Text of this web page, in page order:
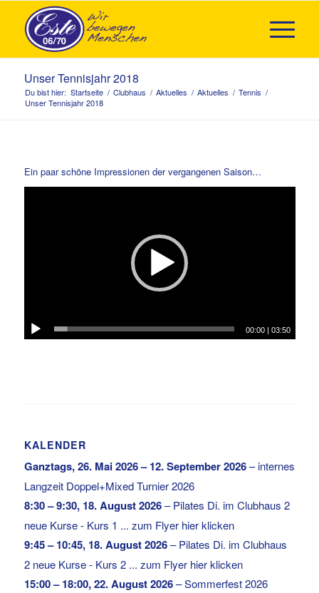
Unser Tennisjahr 2018
Du bist hier: Startseite / Clubhaus / Aktuelles / Aktuelles / Tennis /
Unser Tennisjahr 2018
Ein paar schöne Impressionen der vergangenen Saison…
00:00 |03:50
KALENDER
Ganztags,26. Mai 2026– 12. September 2026–internes
Langzeit Doppel+Mixed Turnier 2026
8:30– 9:30, 18. August 2026–Pilates Di. im Clubhaus 2
neue Kurse - Kurs 1 ... zum Flyer hier klicken
9:45– 10:45, 18. August 2026–Pilates Di. im Clubhaus
2 neue Kurse - Kurs 2 ... zum Flyer hier klicken
15:00– 18:00,22. August 2026–Sommerfest 2026